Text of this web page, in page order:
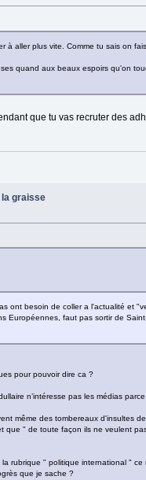
à aller plus vite. Comme tu sais on
quand aux beaux espoirs qu'on
que tu vas recruter des
la graisse
ont besoin de coller a l'actualité et
Européennes, faut pas sortir de
pour pouvoir dire ca ?
n’intéresse pas les médias
même des tombereaux d'insultes
" de toute façon ils ne veulent
rubrique " politique international "
que je sache ?